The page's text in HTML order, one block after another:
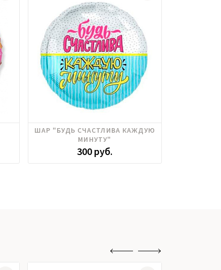
ШАР "БУДЬ СЧАСТЛИВА КАЖДУЮ
МИНУТУ"
300 руб.